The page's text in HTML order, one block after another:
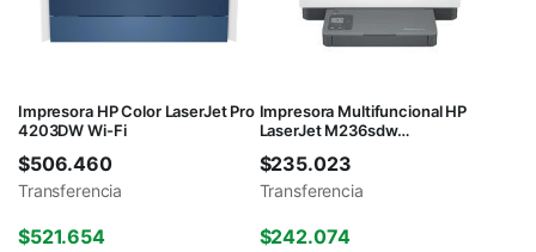
Impresora HP Color LaserJet Pro
4203DW Wi-Fi
$506.460
Transferencia
$521.654
Impresora Multifuncional HP
LaserJet M236sdw
$235.023
Transferencia
$242.074